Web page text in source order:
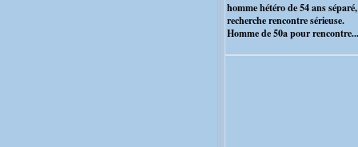
homme hétéro de 54 ans séparé,
recherche rencontre sérieuse.
Homme de 50a pour rencontre...